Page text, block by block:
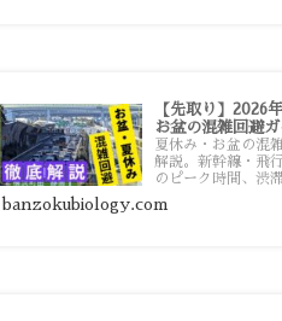
【先取り】2026
お盆の混雑回避
夏休み・お盆の混
解説。新幹線・飛
のピーク時間、渋
雑しやすい観光地
特徴まで旅行者向
banzokubiology.com